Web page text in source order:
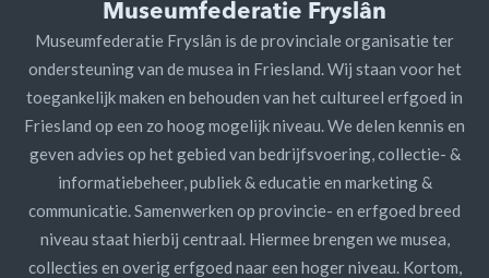
Museumfederatie Fryslân
Museumfederatie Fryslân is de provinciale organisatie ter
ondersteuning van de musea in Friesland. Wij staan voor het
toegankelijk maken en behouden van het cultureel erfgoed in
Friesland op een zo hoog mogelijk niveau. We delen kennis en
geven advies op het gebied van bedrijfsvoering, collectie- &
informatiebeheer, publiek & educatie en marketing &
communicatie. Samenwerken op provincie- en erfgoed breed
niveau staat hierbij centraal. Hiermee brengen we musea,
collecties en overig erfgoed naar een hoger niveau. Kortom,